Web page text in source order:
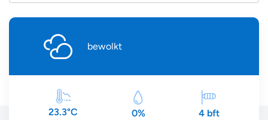
bewolkt
23.3°C 0% 4 bft